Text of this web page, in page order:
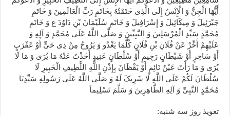
أَیُّهَا الْجِنُّ وَ الْإِنْسُ إِلَی الَّذِی خَتَمْتُهُ بِخَاتَمِ رَبِّ الْعَالَمِینَ وَ خَاتَمِ
جَبْرَئِیلَ وَ مِیکَائِیلَ وَ إِسْرَافِیلَ وَ خَاتَمِ سُلَیْمَانَ بْنِ دَاوُدَ ع وَ خَاتَمِ
مُحَمَّدٍ سَیِّدِ الْمُرْسَلِینَ وَ النَّبِیِّینَ وَ صَلَّی اللَّهُ عَلَی مُحَمَّدٍ وَ آلِهِ وَ
عَلَیْهِمْ أَخِّرْ عَنْ فُلَانِ بْنِ فُلَانٍ کُلَّمَا یَغْدُو وَ یَرُوحُ مِنْ ذِی حَیٍّ أَوْ عَقْرَبٍ
أَوْ سَاحِرٍ أَوْ شَیْطَانٍ رَجِیمٍ أَوْ سُلْطَانٍ عَنِیدٍ أَخَذْتُ عَنْهُ مَا یُرَی وَ مَا لَا
یُرَی وَ مَا رَأَتْ عَیْنُ نَائِمٍ أَوْ یَقْظَانَ بِإِذْنِ اللَّهِ اللَّطِیفِ الْخَبِیرِ لَا
سُلْطَانَ لَکُمْ عَلَی اللَّهِ لَا شَرِیکَ لَهُ وَ صَلَّی اللَّهُ عَلَی رَسُولِهِ سَیِّدِنَا
مُحَمَّدٍ النَّبِیِّ وَ آلِهِ الطَّاهِرِینَ وَ سَلَّمَ تَسْلِیماً
تعویذ روز سه شنبه: